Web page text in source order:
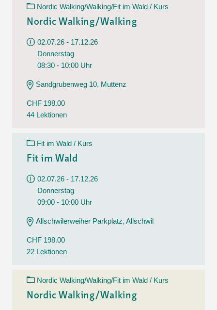
Nordic Walking/Walking/Fit im Wald / Kurs
Nordic Walking/Walking
02.07.26 - 17.12.26
Donnerstag
08:30 - 10:00 Uhr
Sandgrubenweg 10, Muttenz
CHF 198.00
44 Lektionen
Fit im Wald / Kurs
Fit im Wald
02.07.26 - 17.12.26
Donnerstag
09:00 - 10:00 Uhr
Allschwilerweiher Parkplatz, Allschwil
CHF 198.00
22 Lektionen
Nordic Walking/Walking/Fit im Wald / Kurs
Nordic Walking/Walking